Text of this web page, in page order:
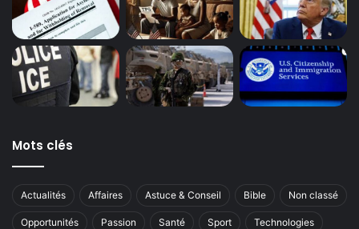
Mots clés
Actualités Affaires Astuce & Conseil Bible Non classé
Opportunités Passion Santé Sport Technologies